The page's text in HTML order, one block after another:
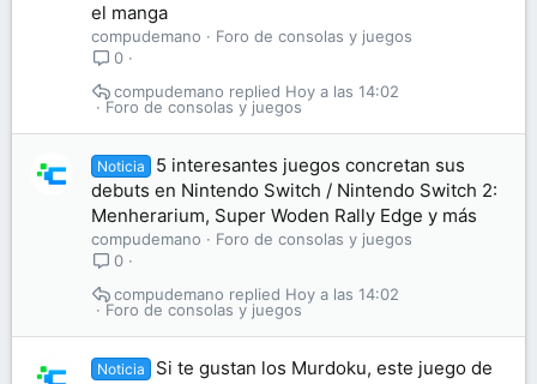
el manga
compudemano
Foro de consolas y juegos
0
Foro de consolas y juegos
Hoy a las 14:02
compudemano
Noticia
5 interesantes juegos concretan sus
debuts en Nintendo Switch / Nintendo Switch 2:
Menherarium, Super Woden Rally Edge y más
compudemano
Foro de consolas y juegos
0
Foro de consolas y juegos
Hoy a las 14:02
compudemano
Noticia
Si te gustan los Murdoku, este juego de